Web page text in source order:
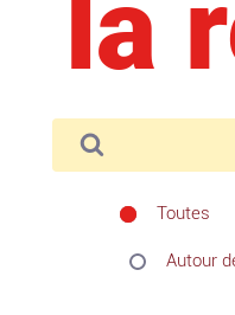
la
Toutes
Autour